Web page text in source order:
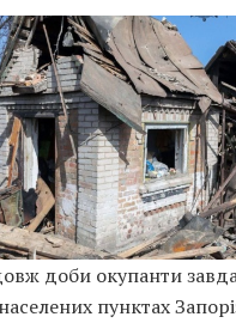
доби окупанти
пунктах